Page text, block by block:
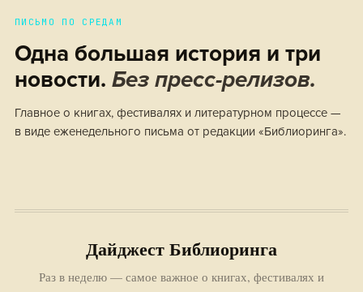
ПИСЬМО ПО СРЕДАМ
Одна большая история и три
новости. Без пресс-релизов.
Главное о книгах, фестивалях и литературном процессе —
в виде еженедельного письма от редакции «Библиоринга».
Дайджест Библиоринга
Раз в неделю — самое важное о книгах, фестивалях и